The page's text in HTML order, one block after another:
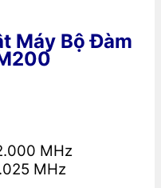
Máy Bộ Đàm
MHz
MHz